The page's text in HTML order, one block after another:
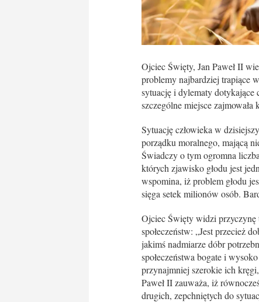
Ojciec Święty, Jan Paweł II
problemy najbardziej trapiące
sytuację i dylematy dotykające
szczególne miejsce
Sytuację człowieka w
porządku moralnego, mającą
Świadczy o tym ogromna
których zjawisko głodu jest
wspomina, iż problem głodu
sięga setek milionów osób.
Ojciec Święty widzi przyczynę
społeczeństw: „Jest przecież
jakimś nadmiarze dóbr
społeczeństwa bogate i
przynajmniej szerokie ich
Paweł II zauważa, iż
drugich, zepchniętych do